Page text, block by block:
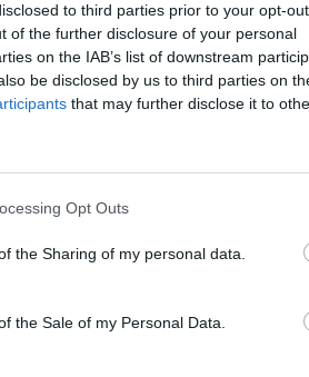
to third parties prior to your opt-
of the further disclosure of your personal
on the IAB’s list of downstream
be disclosed by us to third parties on
that may further disclose it to
Opt Outs
the Sharing of my personal data.
the Sale of my Personal Data.
Co zakłada polsko-
obronne
od podpisania porozumienia o
Warszawą a Berlinem polska opinia
negocjacje umowy zaskakująco
mógł się uwiarygodnić względem